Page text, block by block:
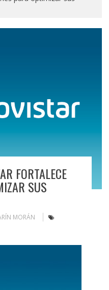
FORTALECE
SUS
MORÁN